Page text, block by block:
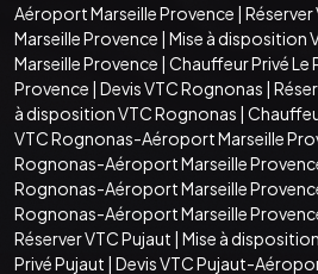
Aéroport Marseille Provence |
Marseille Provence | Mise à disposition
Marseille Provence | Chauffeur Privé
Provence | Devis VTC Rognonas |
à disposition VTC Rognonas |
VTC Rognonas-Aéroport Marseille
Rognonas-Aéroport Marseille
Rognonas-Aéroport Marseille
Rognonas-Aéroport Marseille
Réserver VTC Pujaut | Mise à
Privé Pujaut | Devis VTC Pujaut-